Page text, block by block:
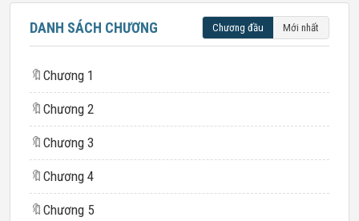
DANH SÁCH CHƯƠNG Chương đầu Mới nhất
🔖 Chương 1
🔖 Chương 2
🔖 Chương 3
🔖 Chương 4
🔖 Chương 5